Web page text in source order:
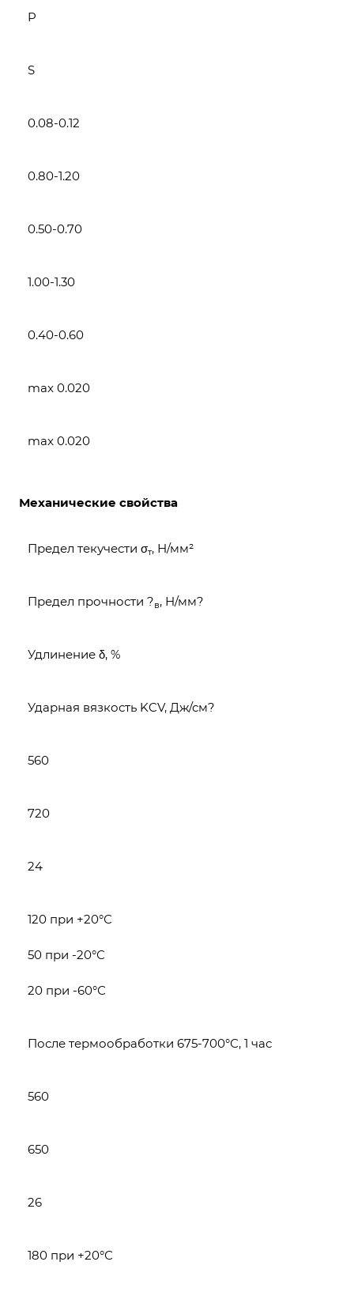
P
S
0.08-0.12
0.80-1.20
0.50-0.70
1.00-1.30
0.40-0.60
max 0.020
max 0.020
Механические свойства
Предел текучести σт, Н/мм²
Предел прочности ?в, Н/мм?
Удлинение δ, %
Ударная вязкость KCV, Дж/см?
560
720
24
120 при +20°С
50 при -20°С
20 при -60°С
После термообработки 675-700°С, 1 час
560
650
26
180 при +20°С